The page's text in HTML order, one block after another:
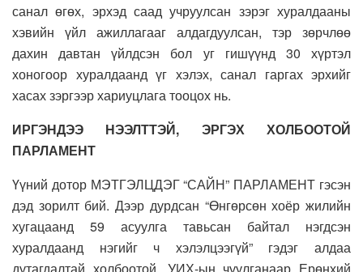
санал өгөх, эрхэд саад учруулсан зэрэг хуралдааны
хэвийн үйл ажиллагааг алдагдуулсан, тэр зөрчлөө
дахин давтан үйлдсэн бол уг гишүүнд 30 хүртэл
хоногоор хуралдаанд үг хэлэх, санал гаргах эрхийг
хасах зэргээр хариуцлага тооцох нь.
ИРГЭНДЭЭ НЭЭЛТТЭЙ, ЭРГЭХ ХОЛБООТОЙ
ПАРЛАМЕНТ
Үүний дотор МЭТГЭЛЦДЭГ “САЙН” ПАРЛАМЕНТ гэсэн
дэд зорилт бий. Дээр дурдсан “Өнгөрсөн хоёр жилийн
хугацаанд 59 асуулга тавьсан байтал нэгдсэн
хуралдаанд нэгийг ч хэлэлцээгүй” гэдэг алдаа
дутагдалтай холбоотой. УИХ-ын чуулганаар Ерөнхий